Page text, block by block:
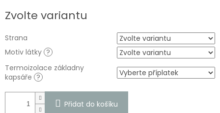
cena:
Zvolte variantu
Strana
Motiv látky ?
Termoizolace základny
kapsáře ?
Přidat do košíku